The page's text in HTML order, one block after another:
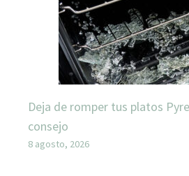
Deja de romper tus platos
consejo
8 agosto, 2026